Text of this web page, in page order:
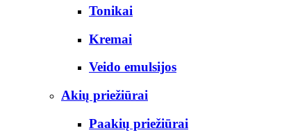
Tonikai
Kremai
Veido emulsijos
Akių priežiūrai
Paakių priežiūrai